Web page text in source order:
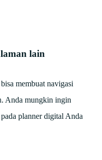
lain
membuat navigasi
Anda mungkin ingin
planner digital Anda